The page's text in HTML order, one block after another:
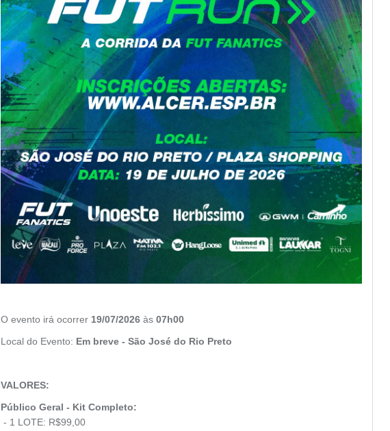
O evento irá ocorrer 19/07/2026 às 07h00
Local do Evento: Em breve - São José do Rio Preto
VALORES:
Público Geral - Kit Completo:
- 1 LOTE: R$99,00